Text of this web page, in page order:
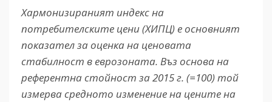
Хармонизираният индекс на
потребителските цени (ХИПЦ) е основният
показател за оценка на ценовата
стабилност в еврозоната. Въз основа на
референтна стойност за 2015 г. (=100) той
измерва средното изменение на цените на